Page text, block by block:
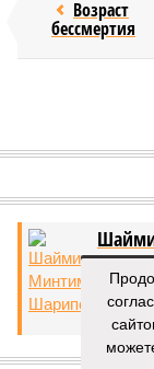
Возраст
бессмертия
перед